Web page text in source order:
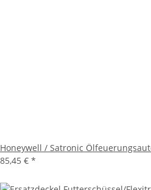
Honeywell / Satronic
85,45 € *